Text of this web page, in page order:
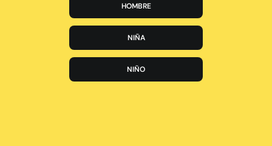
HOMBRE
NIÑA
NIÑO